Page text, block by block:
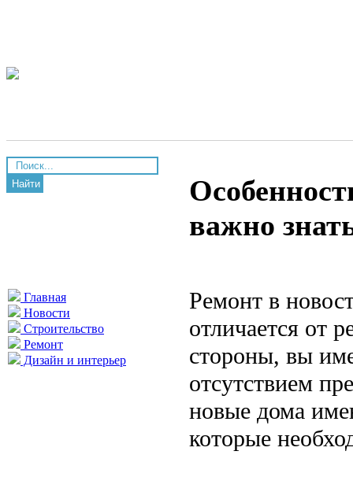
Найти
Главная
Новости
Строительство
Ремонт
Дизайн и интерьер
важно
Ремонт в
отличается от
стороны, вы
отсутствием
новые дома
которые